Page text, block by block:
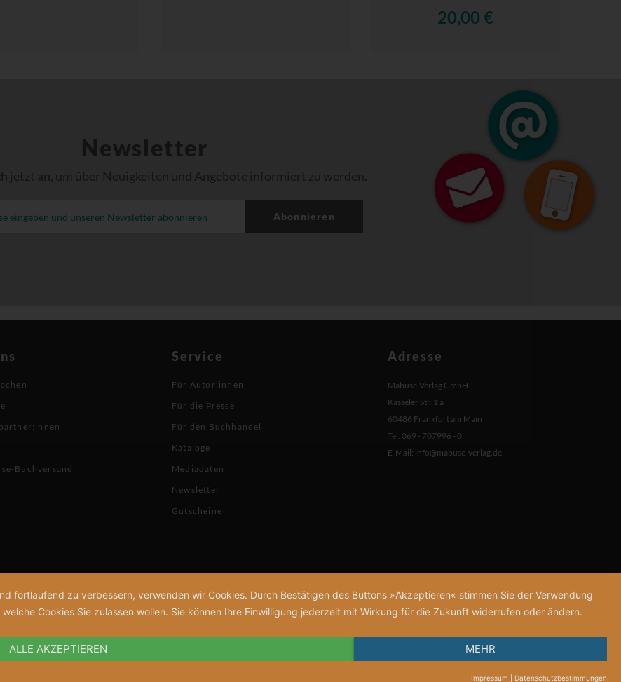
20,00 €
Newsletter
jetzt an, um über Neuigkeiten und Angebote informiert zu werden.
Abonnieren
Buchversand
Service
Für Autor:innen
Für die Presse
Für den Buchhandel
Kataloge
Mediadaten
Newsletter
Gutscheine
Adresse
Mabuse-Verlag GmbH
Kasseler Str. 1 a
60486 Frankfurt am Main
Tel: 069 - 707996 - 0
E-Mail: info@mabuse-verlag.de
fortlaufend zu verbessern, verwenden wir Cookies. Durch Bestätigen des Buttons »Akzeptieren« stimmen Sie der Verwendung
Cookies Sie zulassen wollen. Sie können Ihre Einwilligung jederzeit mit Wirkung für die Zukunft widerrufen oder ändern.
ALLE AKZEPTIEREN MEHR
Impressum Datenschutzbestimmungen